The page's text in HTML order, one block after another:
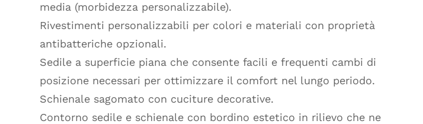
media (morbidezza personalizzabile).
Rivestimenti personalizzabili per colori e materiali con proprietà
antibatteriche opzionali.
Sedile a superficie piana che consente facili e frequenti cambi di
posizione necessari per ottimizzare il comfort nel lungo periodo.
Schienale sagomato con cuciture decorative.
Contorno sedile e schienale con bordino estetico in rilievo che ne